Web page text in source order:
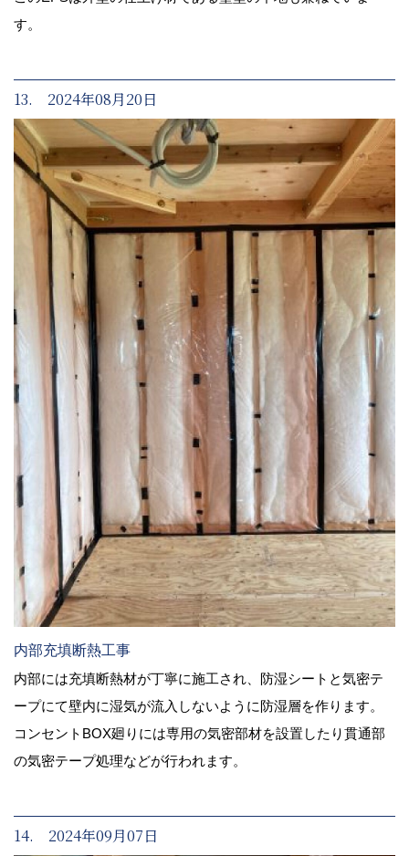
す。
13. 2024年08月20日
内部充填断熱工事
内部には充填断熱材が丁寧に施工され、防湿シートと気密テ
ープにて壁内に湿気が流入しないように防湿層を作ります。
コンセントBOX廻りには専用の気密部材を設置したり貫通部
の気密テープ処理などが行われます。
14. 2024年09月07日